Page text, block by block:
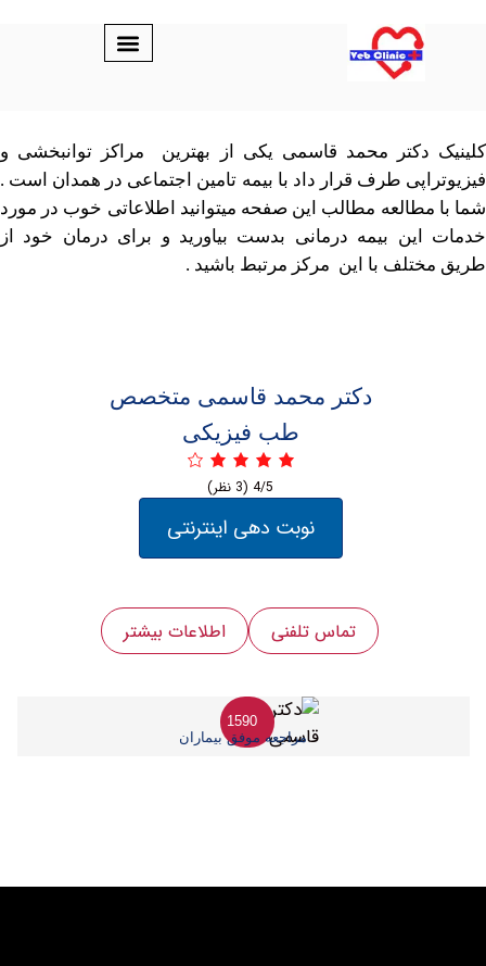
دکتر محمد قاسمی یکی از بهترین مراکز توانبخشی و
طرف قرار داد با بیمه تامین اجتماعی در همدان است .
مطالب این صفحه میتوانید اطلاعاتی خوب در مورد
بیمه درمانی بدست بیاورید و برای درمان خود از
با این مرکز مرتبط باشید .
دکتر محمد قاسمی متخصص
طب فیزیکی
نوبت دهی اینترنتی
تماس تلفنی اطلاعات بیشتر
مراجعه موفق بیماران